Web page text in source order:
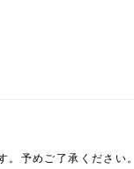
予めご了承ください。